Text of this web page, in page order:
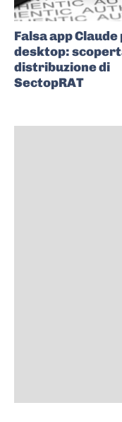
Falsa app Claude
desktop:
distribuzione di
SectopRAT